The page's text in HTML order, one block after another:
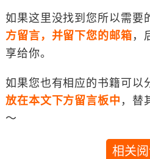
如果这里没找到您所以需要
方留言，并留下您的邮箱，
享给你。
如果您也有相应的书籍可以
放在本文下方留言板中 ，替
～
相关